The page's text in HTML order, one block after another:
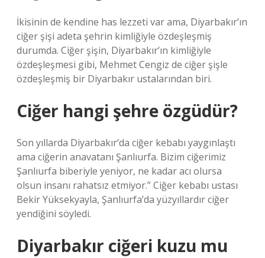
İkisinin de kendine has lezzeti var ama, Diyarbakır’ın
ciğer şişi adeta şehrin kimliğiyle özdeşleşmiş
durumda. Ciğer şişin, Diyarbakır’ın kimliğiyle
özdeşleşmesi gibi, Mehmet Cengiz de ciğer şişle
özdeşleşmiş bir Diyarbakır ustalarından biri.
Ciğer hangi şehre özgüdür?
Son yıllarda Diyarbakır’da ciğer kebabı yaygınlaştı
ama ciğerin anavatanı Şanlıurfa. Bizim ciğerimiz
Şanlıurfa biberiyle yeniyor, ne kadar acı olursa
olsun insanı rahatsız etmiyor.” Ciğer kebabı ustası
Bekir Yüksekyayla, Şanlıurfa’da yüzyıllardır ciğer
yendiğini söyledi.
Diyarbakır ciğeri kuzu mu